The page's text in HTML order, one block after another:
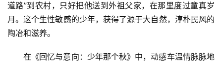
道路”到农村，只好把他送到外祖父家，在那里度过童真岁
月。这个生性敏感的少年，获得了源于大自然，淳朴民风的
陶冶和滋养。
在《回忆与意向：少年那个秋》中，动感车温情脉脉地